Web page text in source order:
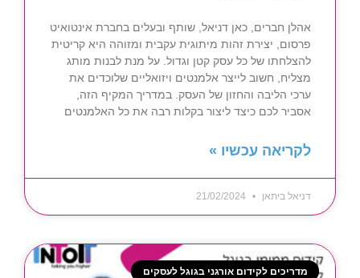
אהלן חברים, כאן דניאל, שותף ובעלים בחברת אינטואיט
פרסום, יצירת זהות מיתוגית עקבית ומזוהה היא קריטית
להצלחתו של כל עסק קטן וגדול. על מנת לבנות מותג
מצליח, חשוב לייצר אלמנטים ויזואליים שלוכדים את
ערכי הליבה והחזון של העסק. במדריך המקיף הזה,
אסביר לכם כיצד ליצור בקלות רבה את כל האלמנטים
לקריאה עכשיו »
דניאל ביתאן
מדריכים לקידום אורגני בגוגל לעסקים